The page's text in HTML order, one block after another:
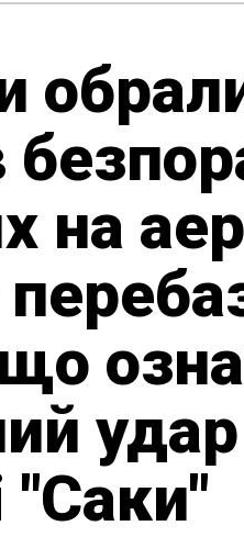
на
"Саки"